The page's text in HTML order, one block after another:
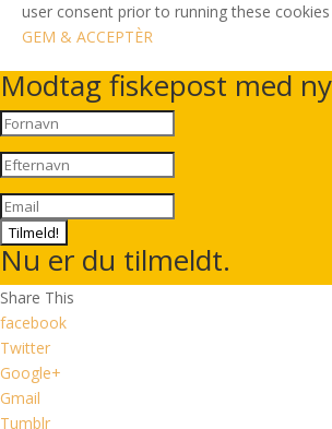
user consent prior to running these
GEM & ACCEPTÈR
Modtag fiskepost med
Tilmeld!
Nu er du tilmeldt.
Share This
facebook
Twitter
Google+
Gmail
Tumblr